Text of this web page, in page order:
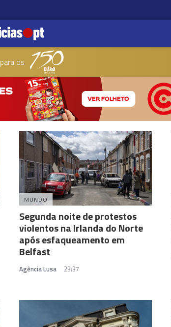
para os
MUNDO
Segunda noite de protestos
violentos na Irlanda do Norte
após esfaqueamento em
Belfast
Agência Lusa 23:37